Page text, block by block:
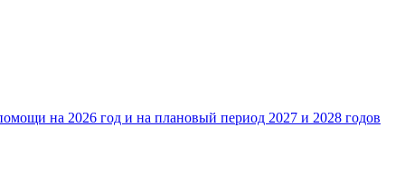
на 2026 год и на плановый период 2027 и 2028 годов